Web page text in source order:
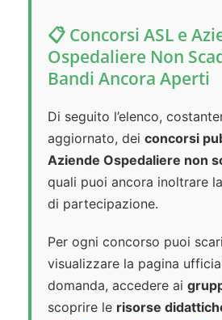
📋 Concorsi ASL e
Ospedaliere Non
Bandi Ancora Aperti
Di seguito l’elenco,
aggiornato, dei concorsi
Aziende Ospedaliere non
quali puoi ancora inoltrare
di partecipazione.
Per ogni concorso puoi
visualizzare la pagina
domanda, accedere ai
scoprire le risorse